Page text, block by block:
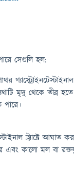
সেগুলি হল:
মৃদু থেকে তীব্র
ট্র্যাক্টে
এবং কালো মল বা